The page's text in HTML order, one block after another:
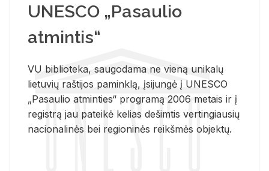
UNESCO „Pasaulio
atmintis“
VU biblioteka, saugodama ne vieną unikalų
lietuvių raštijos paminklą, įsijungė į UNESCO
„Pasaulio atminties“ programą 2006 metais ir į
registrą jau pateikė kelias dešimtis vertingiausių
nacionalinės bei regioninės reikšmės objektų.